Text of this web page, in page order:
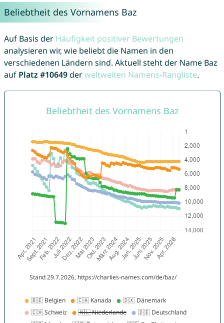
Beliebtheit des Vornamens Baz
Auf Basis der Häufigkeit positiver Bewertungen
analysieren wir, wie beliebt die Namen in den
verschiedenen Ländern sind. Aktuell steht der Name Baz
auf Platz #10649derweltweiten Namens-Rangliste.